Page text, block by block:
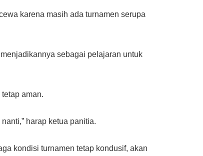
karena masih ada turnamen serupa
sebagai pelajaran untuk
aman.
harap ketua panitia.
kondisi turnamen tetap kondusif, akan